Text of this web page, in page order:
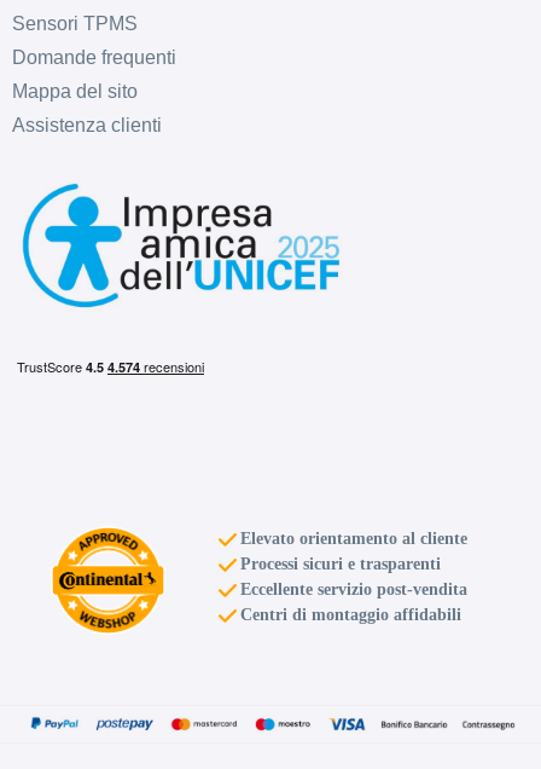
C
C
Sensori TPMS
Domande frequenti
Mappa del sito
Assistenza clienti
Elevato orientamento al cliente
Processi sicuri e trasparenti
Eccellente servizio post-vendita
Centri di montaggio affidabili